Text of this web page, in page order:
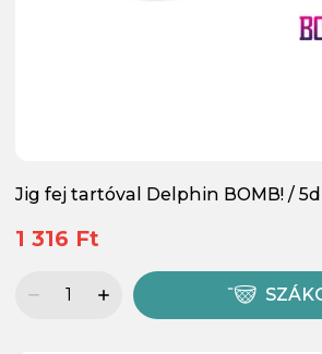
Jig fej tartóval Delphin BOMB! /
1 316 Ft